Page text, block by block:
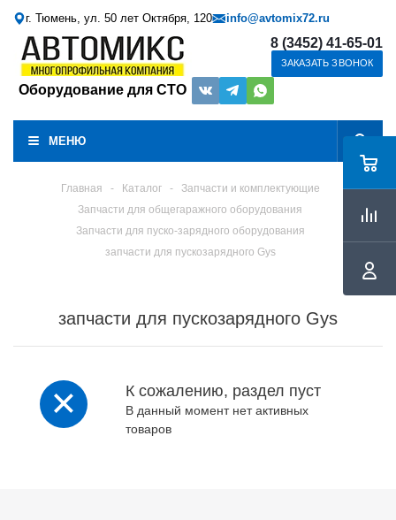
г. Тюмень, ул. 50 лет Октября, 120 info@avtomix72.ru
Оборудование для СТО
8 (3452) 41-65-01
ЗАКАЗАТЬ ЗВОНОК
МЕНЮ
Главная - Каталог -
Запчасти и комплектующие
Запчасти для общегаражного оборудования
Запчасти для пуско-зарядного оборудования
запчасти для пускозарядного Gys
запчасти для пускозарядного Gys
К сожалению, раздел пуст
В данный момент нет активных
товаров